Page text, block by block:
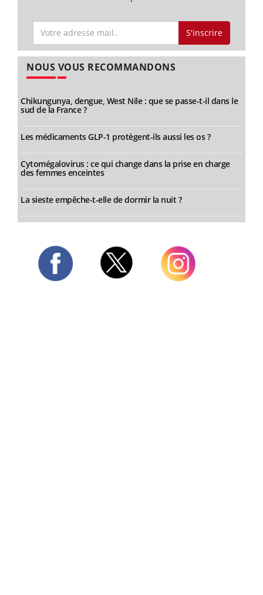
S'inscrire
NOUS VOUS RECOMMANDONS
Chikungunya, dengue, West Nile : que se passe-t-il dans le
sud de la France ?
Les médicaments GLP-1 protègent-ils aussi les os ?
Cytomégalovirus : ce qui change dans la prise en charge
des femmes enceintes
La sieste empêche-t-elle de dormir la nuit ?